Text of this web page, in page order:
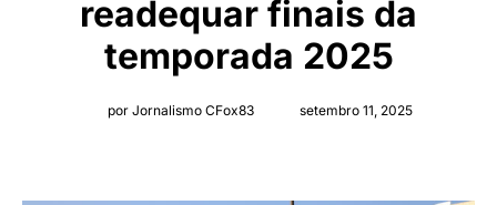
readequar finais da
temporada 2025
por Jornalismo CFox83 setembro 11, 2025